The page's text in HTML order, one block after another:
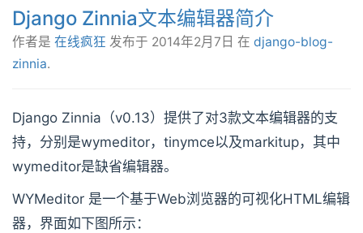
Django Zinnia文本编辑器简介
作者是 在线疯狂 发布于 2014年2月7日 在 django-blog-
zinnia.
Django Zinnia（v0.13）提供了对3款文本编辑器的支
持，分别是wymeditor，tinymce以及markitup，其中
wymeditor是缺省编辑器。
WYMeditor 是一个基于Web浏览器的可视化HTML编辑
器，界面如下图所示：